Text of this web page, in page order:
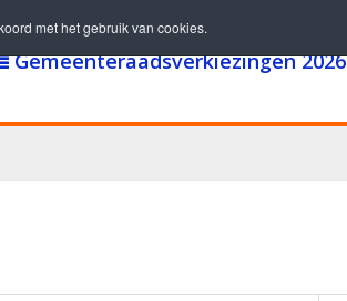
Gemeenteraadsverkiezingen 2026
met het gebruik van cookies.